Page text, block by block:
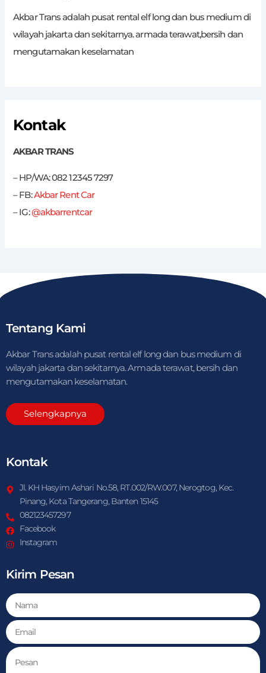
Akbar Trans adalah pusat rental elf long dan bus medium di
wilayah jakarta dan sekitarnya. armada terawat,bersih dan
mengutamakan keselamatan
Kontak
AKBAR TRANS
– HP/WA: 082 12345 7297
– FB:Akbar Rent Car
– IG:@akbarrentcar
Tentang Kami
Akbar Trans adalah pusat rental elf long dan bus medium di
wilayah jakarta dan sekitarnya. Armada terawat, bersih dan
mengutamakan keselamatan.
Selengkapnya
Kontak
Jl. KH Hasyim Ashari No.58, RT.002/RW.007, Nerogtog, Kec.
Pinang, Kota Tangerang, Banten 15145
082123457297
Facebook
Instagram
Kirim Pesan